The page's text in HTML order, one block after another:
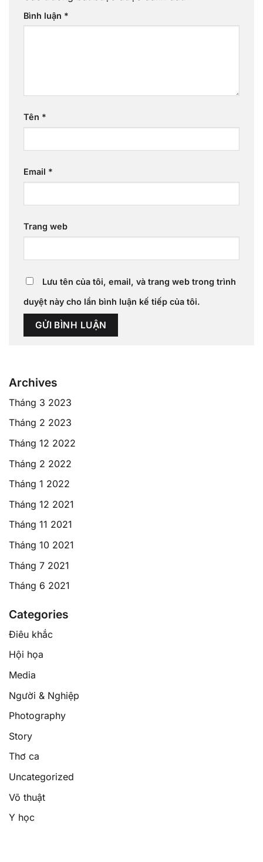
Bình luận *
Tên *
Email *
Trang web
Lưu tên của tôi, email, và trang web trong trình
duyệt này cho lần bình luận kế tiếp của tôi.
Archives
Tháng 3 2023
Tháng 2 2023
Tháng 12 2022
Tháng 2 2022
Tháng 1 2022
Tháng 12 2021
Tháng 11 2021
Tháng 10 2021
Tháng 7 2021
Tháng 6 2021
Categories
Điêu khắc
Hội họa
Media
Người & Nghiệp
Photography
Story
Thơ ca
Uncategorized
Võ thuật
Y học